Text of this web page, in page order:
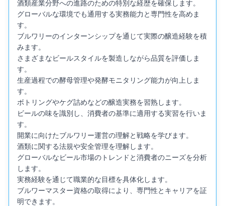
酒類産業分野への進路のための特別な経歴を確保します。
グローバルな環境でも通用する実務能力と専門性を高めま
す。
ブルワリーのインターンシップを通じて実際の醸造経験を積
みます。
さまざまなビールスタイルを製造しながら品質を評価しま
す。
生産過程での酵母管理や発酵モニタリング能力が向上しま
す。
ボトリングやケグ詰めなどの醸造実務を習熟します。
ビールの味を識別し、消費者の基準に適用する実習を行いま
す。
開業に向けたブルワリー運営の理解と戦略を学びます。
酒類に関する法規や安全管理を理解します。
グローバルなビール市場のトレンドと消費者のニーズを分析
します。
実務経験を通じて職業的な目標を具体化します。
ブルワーマスター資格の取得により、専門性とキャリアを証
明できます。